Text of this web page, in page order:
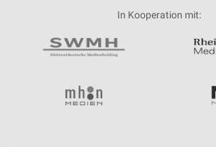
In Kooperation mit: